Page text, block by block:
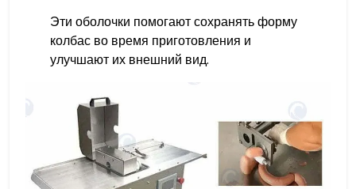
Эти оболочки помогают сохранять форму
колбас во время приготовления и
улучшают их внешний вид.